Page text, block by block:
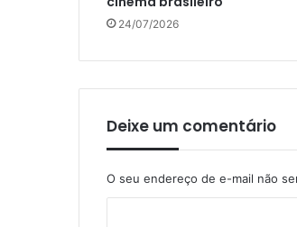
24/07/2026
Deixe um comentário
O seu endereço de e-mail não